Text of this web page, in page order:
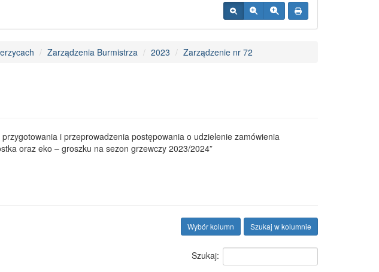
Zarządzenia Burmistrza 2023 Zarządzenie nr 72
i przeprowadzenia postępowania o udzielenie zamówienia
oraz eko – groszku na sezon grzewczy 2023/2024”
Szukaj w kolumnie
Wybór kolumn
Szukaj: